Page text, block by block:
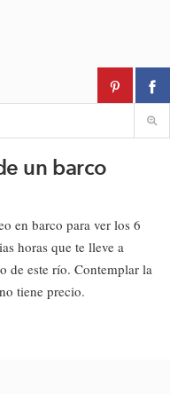
un barco
en barco para ver los 6
horas que te lleve a
de este río. Contemplar la
tiene precio.